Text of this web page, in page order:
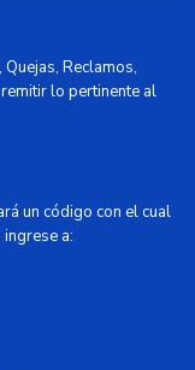
Reclamos,
lo pertinente al
un código con el cual
a: